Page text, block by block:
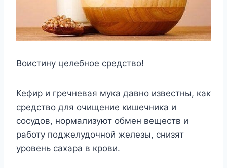
Воистину целебное средство!
Кефир и гречневая мука давно известны, как
средство для очищение кишечника и
сосудов, нормализуют обмен веществ и
работу поджелудочной железы, снизят
уровень сахара в крови.